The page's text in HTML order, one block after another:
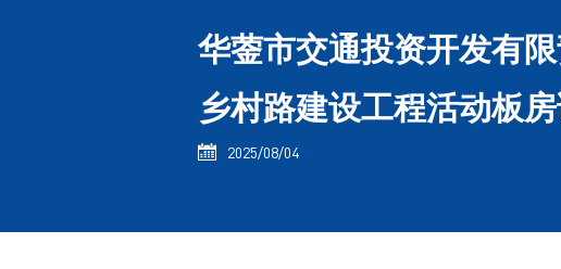
华蓥市交通投资开发有
乡村路建设工程活动板
 2025/08/04